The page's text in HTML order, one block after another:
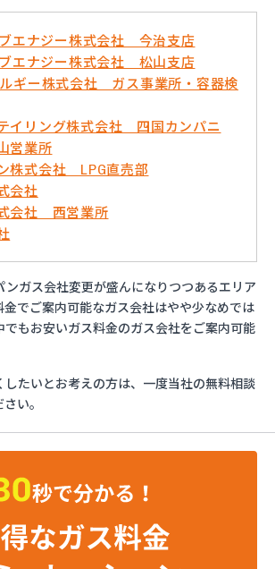
ブエナジー株式会社 今治支店
ブエナジー株式会社 松山支店
ギー株式会社 ガス事業所・容器検
イリング株式会社 四国カンパニ
営業所
株式会社 LPG直売部
会社
会社 西営業所
ン
ン株式会社 松山営業所
ンガス会社変更が盛んになりつつあるエリア
金でご案内可能なガス会社はやや少なめでは
でもお安いガス料金のガス会社をご案内可能
したいとお考えの方は、一度当社の無料相談
い。